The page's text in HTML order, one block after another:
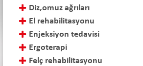
Diz,omuz ağrıları
El rehabilitasyonu
Enjeksiyon tedavisi
Ergoterapi
Felç rehabilitasyonu